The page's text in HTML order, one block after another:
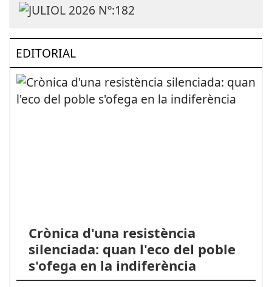
EDITORIAL
Crònica d'una resistència
silenciada: quan l'eco del poble
s'ofega en la indiferència